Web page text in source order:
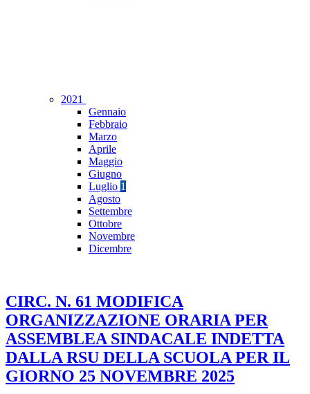
2021
Gennaio
Febbraio
Marzo
Aprile
Maggio
Giugno
Luglio 1
Agosto
Settembre
Ottobre
Novembre
Dicembre
CIRC. N. 61 MODIFICA
ORGANIZZAZIONE ORARIA PER
ASSEMBLEA SINDACALE INDETTA
DALLA RSU DELLA SCUOLA PER IL
GIORNO 25 NOVEMBRE 2025